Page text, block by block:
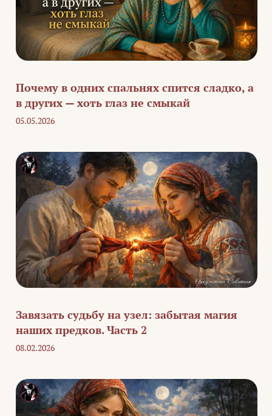
Почему в одних спальнях спится сладко, а
в других — хоть глаз не смыкай
05.05.2026
Завязать судьбу на узел: забытая магия
наших предков. Часть 2
08.02.2026